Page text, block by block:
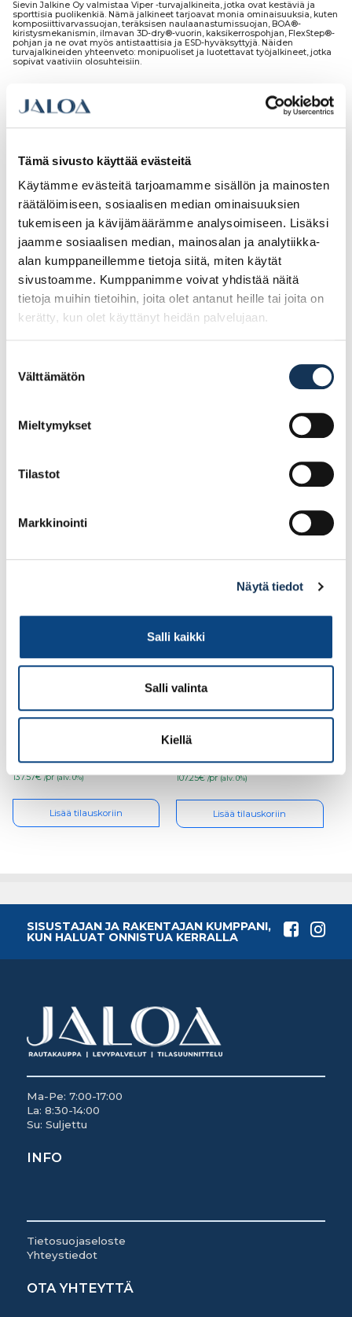
Tämä sivusto käyttää evästeitä
Käytämme evästeitä tarjoamamme sisällön ja mainosten
räätälöimiseen, sosiaalisen median ominaisuuksien
tukemiseen ja kävijämäärämme analysoimiseen. Lisäksi
jaamme sosiaalisen median, mainosalan ja analytiikka-
alan kumppaneillemme tietoja siitä, miten käytät
sivustoamme. Kumppanimme voivat yhdistää näitä
tietoja muihin tietoihin, joita olet antanut heille tai joita on
kerätty, kun olet käyttänyt heidän palvelujaan.
valinta
Välttämätön
Mieltymykset
Tilastot
Markkinointi
Näytä tiedot
Salli kaikki
Salli valinta
Kiellä
Sievin Jalkine Oy valmistaa Viper -turvajalkineita, jotka ovat kestäviä ja
sporttisia puolikenkiä. Nämä jalkineet tarjoavat monia ominaisuuksia, kuten
komposiittivarvassuojan, teräksisen naulaanastumissuojan, BOA®-
kiristysmekanismin, ilmavan 3D-dry®-vuorin, kaksikerrospohjan, FlexStep®-
pohjan ja ne ovat myös antistaattisia ja ESD-hyväksyttyjä. Näiden
turvajalkineiden yhteenveto: monipuoliset ja luotettavat työjalkineet, jotka
sopivat vaativiin olosuhteisiin.
Tutustu myös
Ale!
Turvajalkine Sievi
Ale!
Viper 2+ S3 koko 38, 43-
weld XL+ S3 koko 42,
48-52477-393-71M
137.57€ /pr(alv. 0%)
Lisää tilauskoriin
Viper 2+ S3 koko 43, 43-
52137-313-92M
107.25€ /pr(alv. 0%)
Lisää tilauskoriin
SISUSTAJAN JA RAKENTAJAN KUMPPANI,
KUN HALUAT ONNISTUA KERRALLA
Ma-Pe: 7:00-17:00
La: 8:30-14:00
Su: Suljettu
INFO
Tietosuojaseloste
Yhteystiedot
OTA YHTEYTTÄ